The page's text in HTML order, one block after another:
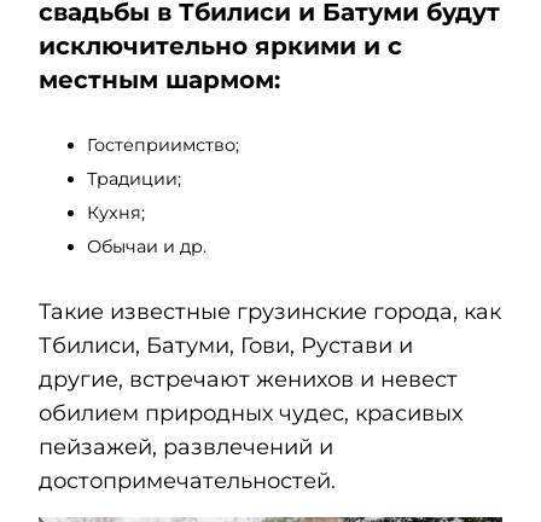
свадьбы в Тбилиси и Батуми будут
исключительно яркими и с
местным шармом:
Гостеприимство;
Традиции;
Кухня;
Обычаи и др.
Такие известные грузинские города, как
Тбилиси, Батуми, Гови, Рустави и
другие, встречают женихов и невест
обилием природных чудес, красивых
пейзажей, развлечений и
достопримечательностей.